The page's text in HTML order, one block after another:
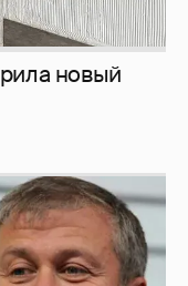
новый